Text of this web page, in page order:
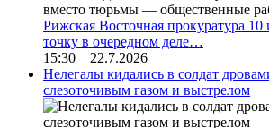
Рижская Восточная прокуратура 10
точку в очередном деле…
15:30 22.7.2026
Нелегалы кидались в солдат
слезоточивым газом и выстрелом